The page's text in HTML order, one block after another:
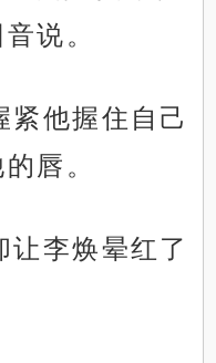
说。
紧他握住自己
唇。
让李焕晕红了